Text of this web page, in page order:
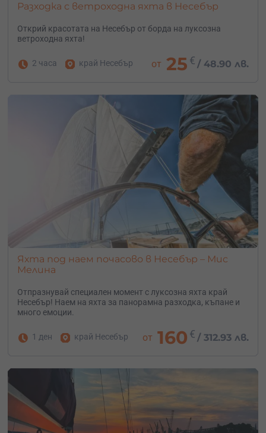
Разходка с ветроходна яхта в Несебър
Открий красотата на Несебър от борда на луксозна
ветроходна яхта!
2 часа край Несебър от 25 € / 48.90 лв.
Яхта под наем почасово в Несебър – Мис
Мелина
Отпразнувай специален момент с луксозна яхта край
Несебър! Наем на яхта за панорамна разходка, къпане и
много емоции.
1 ден край Несебър от 160 € / 312.93 лв.